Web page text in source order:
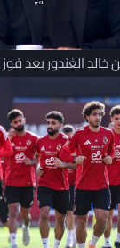
الغندور بعد فوز